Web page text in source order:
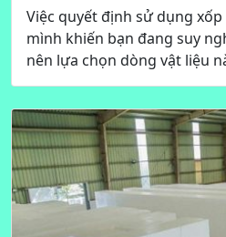
Việc quyết định sử dụng xốp
mình khiến bạn đang suy
nên lựa chọn dòng vật liệu